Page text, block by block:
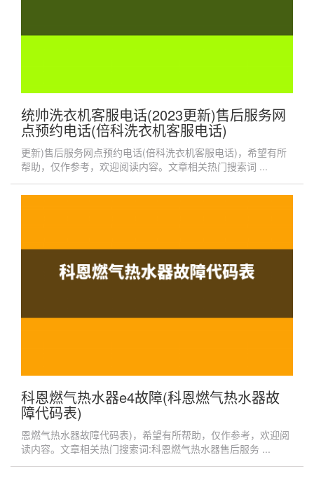
统帅洗衣机客服电话(2023更新)售后服务网
点预约电话(倍科洗衣机客服电话)
更新)售后服务网点预约电话(倍科洗衣机客服电话)，希望有所
帮助，仅作参考，欢迎阅读内容。文章相关热门搜索词 ...
科恩燃气热水器e4故障(科恩燃气热水器故
障代码表)
恩燃气热水器故障代码表)，希望有所帮助，仅作参考，欢迎阅
读内容。文章相关热门搜索词:科恩燃气热水器售后服务 ...